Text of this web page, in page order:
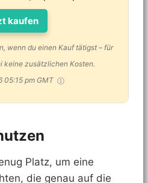
kaufen
wenn du einen Kauf tätigst – für
keine zusätzlichen Kosten.
05:15 pm GMT
Platz, um eine
die genau auf die